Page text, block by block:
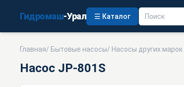
Гидромаш-Урал ☰ Каталог
Главная/ Бытовые насосы/ Насосы других марок
Насос JP-801S